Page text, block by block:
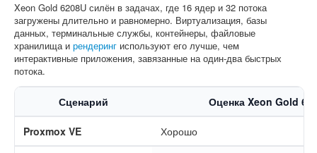
Xeon Gold 6208U силён в задачах, где 16 ядер и 32 потока
загружены длительно и равномерно. Виртуализация, базы
данных, терминальные службы, контейнеры, файловые
хранилища и рендеринг используют его лучше, чем
интерактивные приложения, завязанные на один-два быстрых
потока.
Сценарий Оценка Xeon Gold
Proxmox VE Хорошо